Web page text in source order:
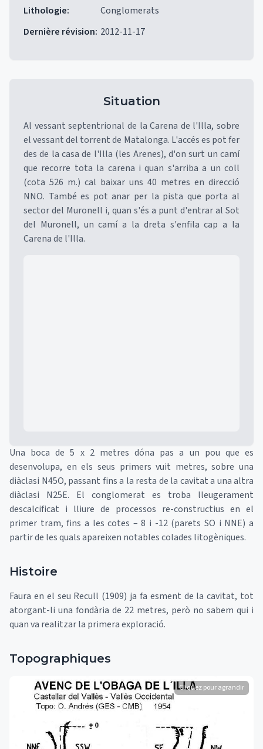
Lithologie:
Conglomerats
Dernière révision: 2012-11-17
Situation
Al vessant septentrional de la Carena de l'Illa, sobre
el vessant del torrent de Matalonga. L'accés es pot fer
des de la casa de l'Illa (les Arenes), d'on surt un camí
que recorre tota la carena i quan s'arriba a un coll
(cota 526 m.) cal baixar uns 40 metres en direcció
NNO. També es pot anar per la pista que porta al
sector del Muronell i, quan s'és a punt d'entrar al Sot
del Muronell, un camí a la dreta s'enfila cap a la
Carena de l'Illa.
Una boca de 5 x 2 metres dóna pas a un pou que es
desenvolupa, en els seus primers vuit metres, sobre una
diàclasi N45O, passant fins a la resta de la cavitat a una altra
diàclasi N25E. El conglomerat es troba lleugerament
descalcificat i lliure de processos re-constructius en el
primer tram, fins a les cotes – 8 i -12 (parets SO i NNE) a
partir de les quals apareixen notables colades litogèniques.
Histoire
Faura en el seu Recull (1909) ja fa esment de la cavitat, tot
atorgant-li una fondària de 22 metres, però no sabem qui i
quan va realitzar la primera exploració.
Topographiques
Cliquez pour agrandir